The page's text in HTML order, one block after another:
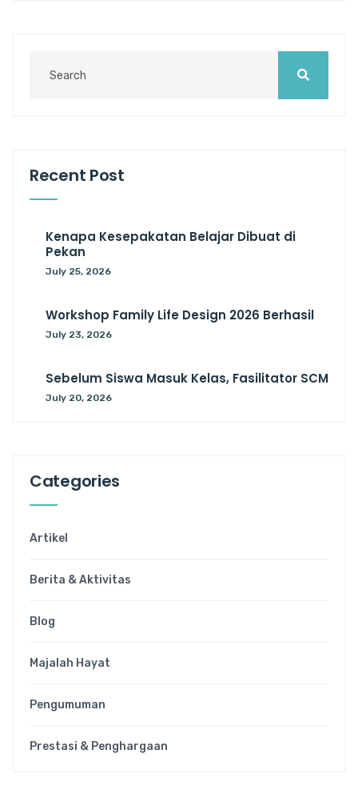
Recent Post
Kenapa Kesepakatan Belajar Dibuat di
Pekan
July 25, 2026
Workshop Family Life Design 2026 Berhasil
July 23, 2026
Sebelum Siswa Masuk Kelas, Fasilitator SCM
July 20, 2026
Categories
Artikel
Berita & Aktivitas
Blog
Majalah Hayat
Pengumuman
Prestasi & Penghargaan